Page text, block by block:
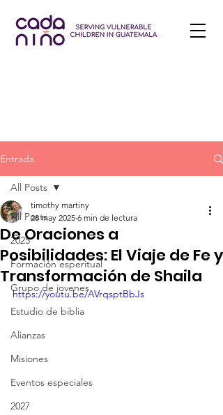
Entrada
All Posts
2025
Formación esperitual
Grupo de jovenes
Estudio de biblia
Alianzas
Misiones
Eventos especiales
2027
All Posts
De Oraciones a
Posibilidades: El Viaje de Fe y
Transformación de Shaila
timothy martiny
28 may 2025 6 min de lectura
https://youtu.be/AVrqsptBbJs